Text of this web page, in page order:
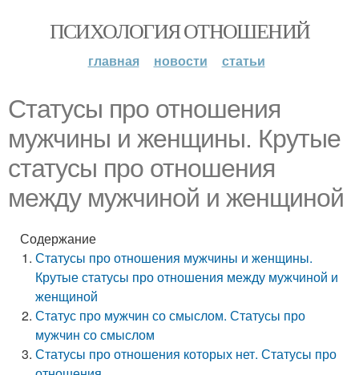
ПСИХОЛОГИЯ ОТНОШЕНИЙ
главная новости статьи
Статусы про отношения
мужчины и женщины. Крутые
статусы про отношения
между мужчиной и женщиной
Содержание
Статусы про отношения мужчины и женщины.
Крутые статусы про отношения между мужчиной и
женщиной
Статус про мужчин со смыслом. Статусы про
мужчин со смыслом
Статусы про отношения которых нет. Статусы про